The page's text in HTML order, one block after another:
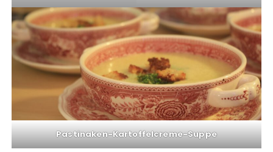
Pastinaken-Kartoffelcreme-Suppe